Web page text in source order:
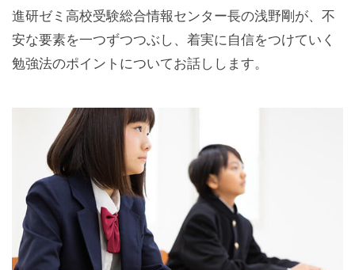
進研ゼミ高校受験総合情報センター長の浅野剛が、不
安な要素を一つずつつぶし、着実に自信をつけていく
勉強法のポイントについてお話しします。